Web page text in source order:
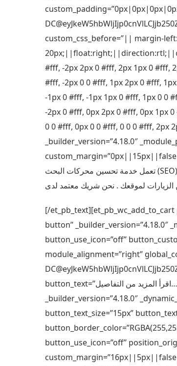
custom_css_before=”|| margin-
#fff, -2px 2px 0 #fff, 2px 1px 0 #fff,
#fff, -2px 0 0 #fff, 1px 2px 0 #fff,
-1px 0 #fff, -1px 1px 0 #fff, 1px 0 0
-2px 0 #fff, 0px 2px 0 #fff, 0px 1px
0 0 #fff, 0px 0 0 #fff, 0 0 0 #fff, 2px
_builder_version=”4.18.0″
تعمل خدمة تحسين محركات البحث (SEO) الخاصة بنا على تصنيف موقع الويب الخاص بك في أعلى محركات بحث Google & Bing
[/
button” _builder_version=”4.18.0″
button_use_icon=”off”
module_alignment=”right”
button_text=”اقرأ المزيد من التفاصيل…” button_alignment=”center” module_class=”button_left”
_builder_version=”4.18.0″
button_text_size=”15px”
button_use_icon=”off”